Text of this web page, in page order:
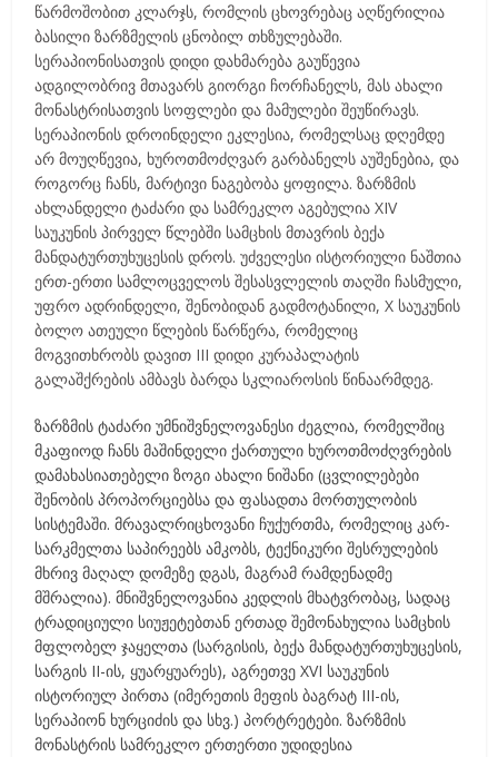
წარმოშობით კლარჯს, რომლის ცხოვრებაც აღწერილია
ბასილი ზარზმელის ცნობილ თხზულებაში.
სერაპიონისათვის დიდი დახმარება გაუწევია
ადგილობრივ მთავარს გიორგი ჩორჩანელს, მას ახალი
მონასტრისათვის სოფლები და მამულები შეუწირავს.
სერაპიონის დროინდელი ეკლესია, რომელსაც დღემდე
არ მოუღწევია, ხუროთმოძღვარ გარბანელს აუშენებია, და
როგორც ჩანს, მარტივი ნაგებობა ყოფილა. ზარზმის
ახლანდელი ტაძარი და სამრეკლო აგებულია XIV
საუკუნის პირველ წლებში სამცხის მთავრის ბექა
მანდატურთუხუცესის დროს. უძველესი ისტორიული ნაშთია
ერთ-ერთი სამლოცველოს შესასვლელის თაღში ჩასმული,
უფრო ადრინდელი, შენობიდან გადმოტანილი, X საუკუნის
ბოლო ათეული წლების წარწერა, რომელიც
მოგვითხრობს დავით III დიდი კურაპალატის
გალაშქრების ამბავს ბარდა სკლიაროსის წინაარმდეგ.
ზარზმის ტაძარი უმნიშვნელოვანესი ძეგლია, რომელშიც
მკაფიოდ ჩანს მაშინდელი ქართული ხუროთმოძღვრების
დამახასიათებელი ზოგი ახალი ნიშანი (ცვლილებები
შენობის პროპორციებსა და ფასადთა მორთულობის
სისტემაში. მრავალრიცხოვანი ჩუქურთმა, რომელიც კარ-
სარკმელთა საპირეებს ამკობს, ტექნიკური შესრულების
მხრივ მაღალ დომეზე დგას, მაგრამ რამდენადმე
მშრალია). მნიშვნელოვანია კედლის მხატვრობაც, სადაც
ტრადიციული სიუჟეტებთან ერთად შემონახულია სამცხის
მფლობელ ჯაყელთა (სარგისის, ბექა მანდატურთუხუცესის,
სარგის II-ის, ყუარყუარეს), აგრეთვე XVI საუკუნის
ისტორიულ პირთა (იმერეთის მეფის ბაგრატ III-ის,
სერაპიონ ხურციძის და სხვ.) პორტრეტები. ზარზმის
მონასტრის სამრეკლო ერთერთი უდიდესია